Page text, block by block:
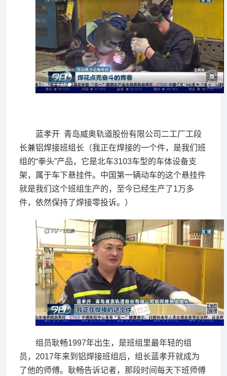
蓝孝开 青岛威奥轨道股份有限公司二工厂工段
长兼铝焊接班组长（我正在焊接的一个件，是我们班
组的“拳头”产品，它是北车3103车型的车体设备支
架，属于车下悬挂件。中国第一辆动车的这个悬挂件
就是我们这个班组生产的，至今已经生产了1万多
件，依然保持了焊接零投诉。）
组员耿畅1997年出生，是班组里最年轻的组
员，2017年来到铝焊接班组后，组长蓝孝开就成为
了他的师傅。耿畅告诉记者，那段时间每天下班师傅